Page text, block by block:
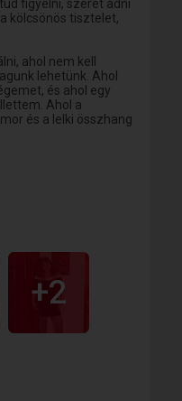
figyelni, szeret adni
kölcsönös tisztelet,
ahol nem kell
lehetünk. Ahol
és ahol egy
Ahol a
és a lelki összhang
hanem az, hogy van-
+2